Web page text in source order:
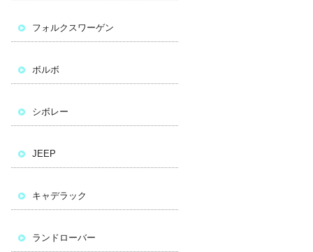
フォルクスワーゲン
ボルボ
シボレー
JEEP
キャデラック
ランドローバー